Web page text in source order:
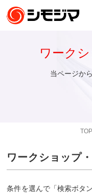
TOP
ワーク
当ページか
ワークショップ
条件を選んで「検索ボタ